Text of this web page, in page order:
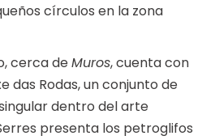
círculos en la zona
cerca deMuros, cuenta con
das Rodas, un conjunto de
dentro del arte
presenta los petroglifos